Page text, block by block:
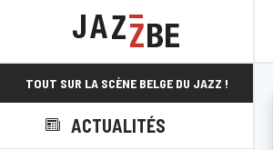
TOUT SUR LA SCÈNE BELGE DU JAZZ !
ACTUALITÉS